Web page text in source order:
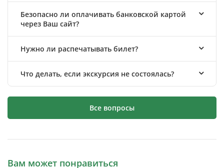
Безопасно ли оплачивать банковской картой
через Ваш сайт?
Нужно ли распечатывать билет?
Что делать, если экскурсия не состоялась?
Все вопросы
Вам может понравиться